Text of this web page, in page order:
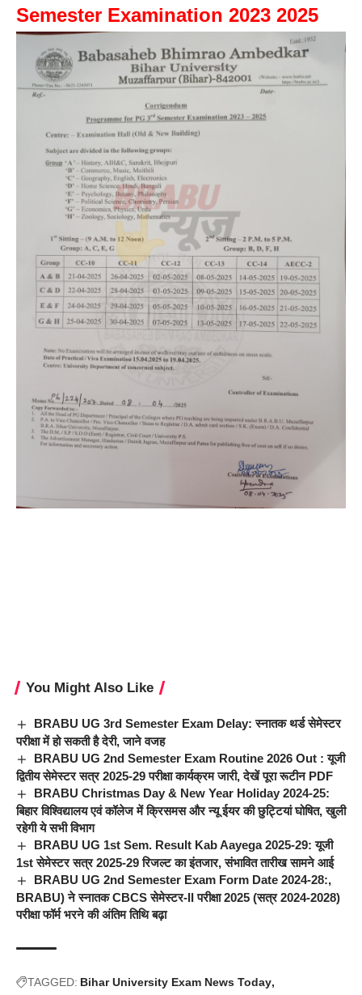
Semester Examination 2023 2025
You Might Also Like
BRABU UG 3rd Semester Exam Delay: स्नातक थर्ड सेमेस्टर
परीक्षा में हो सकती है देरी, जाने वजह
BRABU UG 2nd Semester Exam Routine 2026 Out : यूजी
द्वितीय सेमेस्टर सत्र 2025-29 परीक्षा कार्यक्रम जारी, देखें पूरा रूटीन PDF
BRABU Christmas Day & New Year Holiday 2024-25:
बिहार विश्विद्यालय एवं कॉलेज में क्रिसमस और न्यू ईयर की छुट्टियां घोषित, खुली
रहेगी ये सभी विभाग
BRABU UG 1st Sem. Result Kab Aayega 2025-29: यूजी
1st सेमेस्टर सत्र 2025-29 रिजल्ट का इंतजार, संभावित तारीख सामने आई
BRABU UG 2nd Semester Exam Form Date 2024-28:,
BRABU) ने स्नातक CBCS सेमेस्टर-II परीक्षा 2025 (सत्र 2024-2028)
परीक्षा फॉर्म भरने की अंतिम तिथि बढ़ा
TAGGED: Bihar University Exam News Today